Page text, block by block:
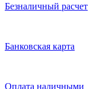
Безналичный расчет
Банковская карта
Оплата наличными